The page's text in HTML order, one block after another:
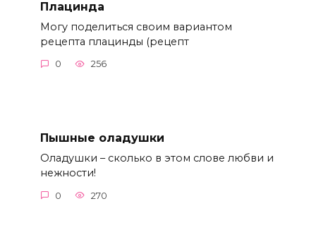
Плацинда
Могу поделиться своим вариантом
рецепта плацинды (рецепт
0 256
Пышные оладушки
Оладушки – сколько в этом слове любви и
нежности!
0 270